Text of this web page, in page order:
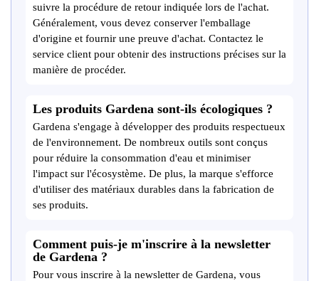
suivre la procédure de retour indiquée lors de l'achat.
Généralement, vous devez conserver l'emballage
d'origine et fournir une preuve d'achat. Contactez le
service client pour obtenir des instructions précises sur la
manière de procéder.
Les produits Gardena sont-ils écologiques ?
Gardena s'engage à développer des produits respectueux
de l'environnement. De nombreux outils sont conçus
pour réduire la consommation d'eau et minimiser
l'impact sur l'écosystème. De plus, la marque s'efforce
d'utiliser des matériaux durables dans la fabrication de
ses produits.
Comment puis-je m'inscrire à la newsletter
de Gardena ?
Pour vous inscrire à la newsletter de Gardena, vous